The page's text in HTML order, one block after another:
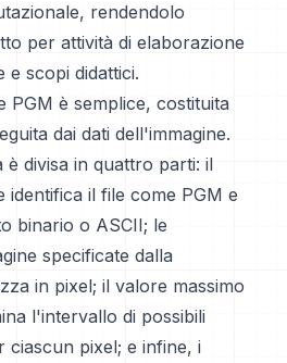
rendendolo
per attività di elaborazione
e scopi didattici.
PGM è semplice, costituita
dai dati dell'immagine.
è divisa in quattro parti: il
identifica il file come PGM e
binario o ASCII; le
specificate dalla
in pixel; il valore massimo
l'intervallo di possibili
ciascun pixel; e infine, i